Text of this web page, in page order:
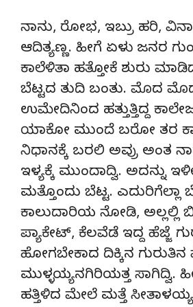
ನಾನು, ರೋಭ, ಇಬ್ರು ಹರಿ,
ಆದಿತ್ಯಣ್ಣ. ಹೀಗೆ ಏಳು ಜನರ
ಕಾಲೆಳಿತಾ ಹತ್ತೋಕೆ ಶುರು
ಬೆಟ್ಟದ ತುದಿ ಬಂತು. ಮೊದ
ಉಮೇದಿನಿಂದ ಹತ್ತುತ್ತಿದ್ದ
ಯಾಕೋ ಮುಂದೆ ಬರೋ ತರ
ನಿಧಾನಕ್ಕೆ ಬರಲಿ ಅವ್ರು ಅಂತ
ಇಳ್ಯಕ್ಕೆ ಮುಂದಾದ್ವಿ. ಅದನ್ನು
ಮತ್ತೊಂದು ಬೆಟ್ಟ. ಎದುರಿಗೆಲ್ಲಾ
ಕಾಲುದಾರಿಯ ನೋಡಿ, ಅಲ್ಲಲ್ಲಿ
ಪ್ಯಾಕೇಟ್, ಕೆಲವೆಡೆ ಇದ್ದ ಹೆಜ್ಜೆ
ಹೋಗಬೇಕಾದ ದಿಕ್ಕಿನ
ಮುಳ್ಳಯ್ಯನಗಿರಿಯತ್ತ ಸಾಗಿದ್ವಿ.
ಹತ್ತಿಳಿದ ಮೇಲೆ ಮತ್ತೆ